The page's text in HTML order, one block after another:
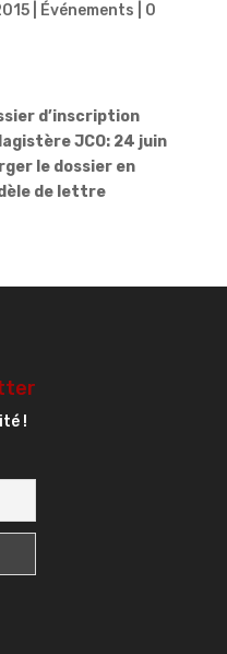
| Événements
0
d’inscription
JCO: 24 juin
le dossier en
de lettre
!